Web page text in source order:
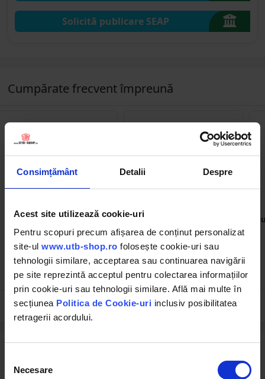
Consimțământ Detalii Despre
Acest site utilizează cookie-uri
Pentru scopuri precum afișarea de conținut personalizat
site-ul www.utb-shop.ro folosește cookie-uri sau
tehnologii similare, acceptarea sau continuarea navigării
pe site reprezintă acceptul pentru colectarea informațiilor
prin cookie-uri sau tehnologii similare. Află mai multe în
secțiunea Politica de Cookie-uri inclusiv posibilitatea
retragerii acordului.
consimțământului
Necesare
Solicită publicare SEAP
Cumpărate frecvent împreună
Lampa gabarit laterala slim
LED 12V-24V galbena
96x19x8mm Breckner
Germany
(2)
3.44 RON
Compresor clima A/C
pentru Ford, New Holland,
Case IH cod OEM: 47132887,
5165548 Breckner Germany
564.21 RON